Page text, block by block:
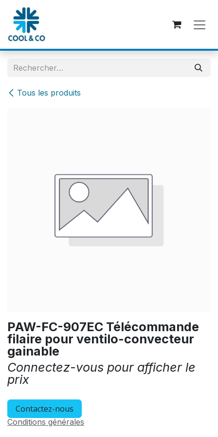
Se rendre au contenu
Tous les produits
PAW-FC-907EC Télécommande
filaire pour ventilo-convecteur
gainable
Connectez-vous pour afficher le
prix
Contactez-nous
Conditions générales